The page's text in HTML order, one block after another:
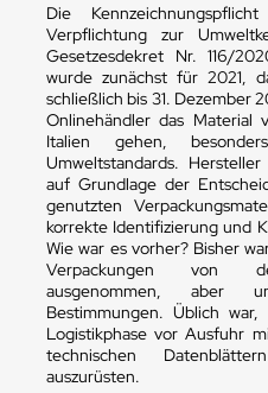
Die
Verpflichtung zur
Gesetzesdekret Nr. 116/
wurde zunächst für 2021,
schließlich bis 31. Dezember
Onlinehändler das Material
Italien gehen,
Umweltstandards.
auf Grundlage der
genutzten
korrekte Identifizierung und
Wie war es vorher? Bisher
Verpackungen von
ausgenommen, aber
Bestimmungen. Üblich
Logistikphase vor Ausfuhr
technischen
auszurüsten.